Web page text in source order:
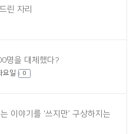
린 자리
명을 대체했다?
요일 0
이야기를 ‘쓰지만’ 구상하지는